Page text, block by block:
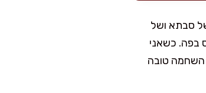
סבתא ושל
בפה. כשאני
השחמה טובה